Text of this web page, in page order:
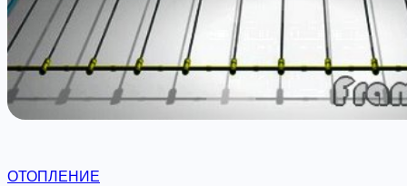
ОТОПЛЕНИЕ